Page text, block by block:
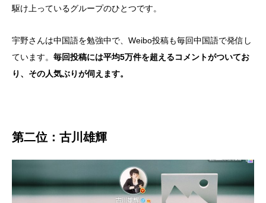
駆け上っているグループのひとつです。
宇野さんは中国語を勉強中で、Weibo投稿も毎回中国語で発信し
ています。 毎回投稿には平均5万件を超えるコメントがついてお
り、その人気ぶりが伺えます。
第二位：古川雄輝